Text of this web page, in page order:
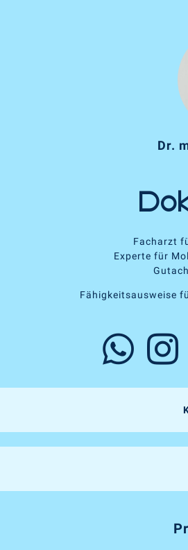
Dr.
Facharzt
Experte für
Fähigkeitsausweise